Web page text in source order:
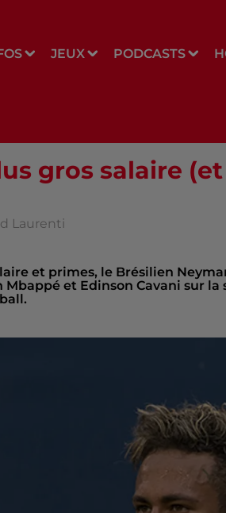
JEUX PODCASTS
gros salaire
Laurenti
et primes, le Brésilien
et Edinson Cavani sur la